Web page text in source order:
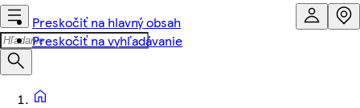
Preskočiť na hlavný obsah
Preskočiť na vyhľadávanie